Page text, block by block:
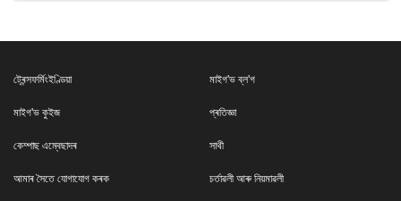
ট্ৰেন্সফৰ্মিংইণ্ডিয়া মাইগ'ভ ব্ল'গ
মাইগ'ভ কুইজ প্ৰতিজ্ঞা
কেম্পাছ এম্বেছাদৰ সাথী
আমাৰ সৈতে যোগাযোগ কৰক চৰ্তাৱলী আৰু নিয়মাৱলী